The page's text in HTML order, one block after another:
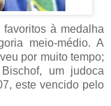
à medalha
meio-médio. A
por muito tempo;
um judoca
este vencido pelo